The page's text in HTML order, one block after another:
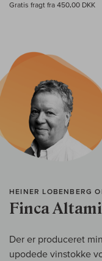
Gratis fragt fra 450,00 DKK
HEINER LOBENBERG
Finca
Der er produceret
upodede vinstokke